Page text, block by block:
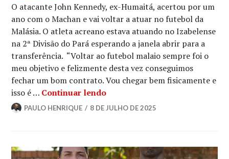
O atacante John Kennedy, ex-Humaitá, acertou por um
ano com o Machan e vai voltar a atuar no futebol da
Malásia. O atleta acreano estava atuando no Izabelense
na 2ª Divisão do Pará esperando a janela abrir para a
transferência. “Voltar ao futebol malaio sempre foi o
meu objetivo e felizmente desta vez conseguimos
fechar um bom contrato. Vou chegar bem fisicamente e
isso é … Continuar lendo
PAULO HENRIQUE 8 DE JULHO DE 2025